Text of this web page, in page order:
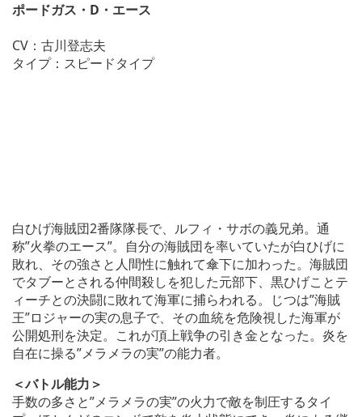
ポードガス・D・エース
CV：古川登志夫
タイプ：スピードタイプ
白ひげ海賊団2番隊隊長で、ルフィ・サボの義兄弟。通
称”火拳のエース”。自分の海賊団を率いていたが白ひげに
敗れ、その強さと人間性に触れて傘下に加わった。海賊団
でタブーとされる仲間殺しを犯した元部下、黒ひげことテ
ィーチとの決闘に敗れて海軍に捕らわれる。じつは”海賊
王”ロジャーの実の息子で、その血統を危険視した海軍が
公開処刑を決定。これが頂上戦争の引き金となった。炎を
自在に操る”メラメラの実”の能力者。
＜バトル能力＞
手数の多さと”メラメラの実”の火力で敵を制圧するタイ